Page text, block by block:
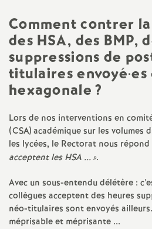
Comment contrer
des HSA, des BMP,
suppressions de
titulaires envoyé·es
hexagonale ?
Lors de nos interventions en
(CSA) académique sur les volumes
les lycées, le Rectorat nous répond
acceptent les HSA ...».
Avec un sous-entendu délétère :
collègues acceptent des heures
néo-titulaires sont envoyés
méprisable et méprisante ...